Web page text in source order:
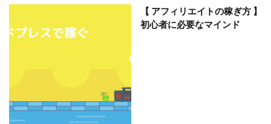
【 アフィリエイトの稼ぎ方 】
初心者に必要なマインド